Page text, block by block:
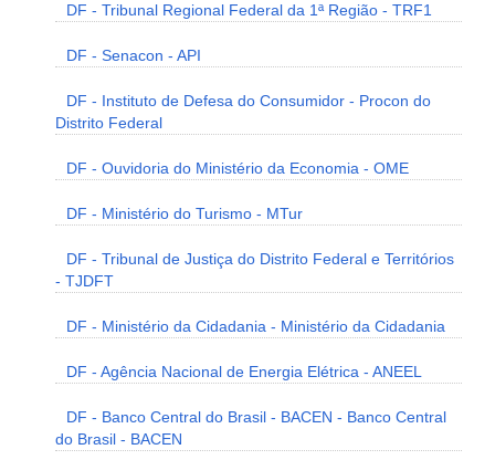
DF - Tribunal Regional Federal da 1ª Região - TRF1
DF - Senacon - API
DF - Instituto de Defesa do Consumidor - Procon do
Distrito Federal
DF - Ouvidoria do Ministério da Economia - OME
DF - Ministério do Turismo - MTur
DF - Tribunal de Justiça do Distrito Federal e Territórios
- TJDFT
DF - Ministério da Cidadania - Ministério da Cidadania
DF - Agência Nacional de Energia Elétrica - ANEEL
DF - Banco Central do Brasil - BACEN - Banco Central
do Brasil - BACEN